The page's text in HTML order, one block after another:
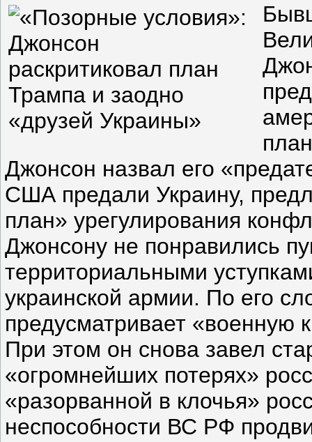
Джонсон назвал его
США предали Украину,
план» урегулирования
Джонсону не понравились
территориальными
украинской армии. По его
предусматривает «военную
При этом он снова завел
«огромнейших потерях»
«разорванной в клочья»
неспособности ВС РФ